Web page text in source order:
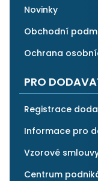
Novinky
Obchodní
Ochrana
PRO
Registrace
Informace pro
Vzorové
Centrum